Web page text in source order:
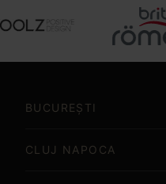
Item
BUCUREȘTI
CLUJ NAPOCA